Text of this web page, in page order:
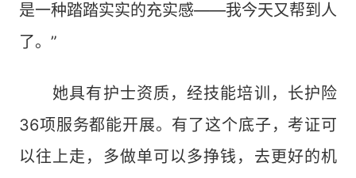
是一种踏踏实实的充实感——我今天又帮到人
了。”
她具有护士资质，经技能培训，长护险
36项服务都能开展。有了这个底子，考证可
以往上走，多做单可以多挣钱，去更好的机